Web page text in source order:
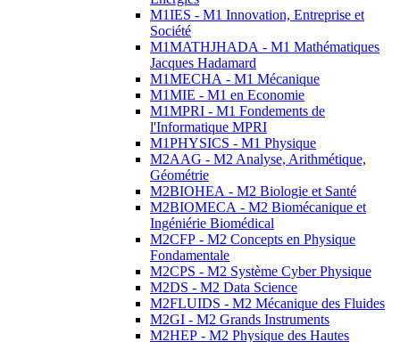
M1IES - M1 Innovation, Entreprise et
Société
M1MATHJHADA - M1 Mathématiques
Jacques Hadamard
M1MECHA - M1 Mécanique
M1MIE - M1 en Economie
M1MPRI - M1 Fondements de
l'Informatique MPRI
M1PHYSICS - M1 Physique
M2AAG - M2 Analyse, Arithmétique,
Géométrie
M2BIOHEA - M2 Biologie et Santé
M2BIOMECA - M2 Biomécanique et
Ingéniérie Biomédical
M2CFP - M2 Concepts en Physique
Fondamentale
M2CPS - M2 Système Cyber Physique
M2DS - M2 Data Science
M2FLUIDS - M2 Mécanique des Fluides
M2GI - M2 Grands Instruments
M2HEP - M2 Physique des Hautes